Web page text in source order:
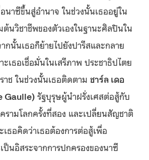
นาซีขึ้นสู่อำนาจ ในช่วงนั้นเธออยู่ใน
ต้นวิชาชีพของตัวเองในฐานะศิลปินใน
กนั้นเธอก็ย้ายไปยังปารีสและกลาย
เธอเชื่อมั่นในเสรีภาพ ประชาธิปไตย
าช ในช่วงนั้นเธอติดตาม ชาร์ล เดอ
Gaulle) รัฐบุรุษผู้นำฝรั่งเศสต่อสู้กับ
รามโลกครั้งที่สอง และเปลี่ยนสัญชาติ
เธอคิดว่าเธอต้องการต่อสู้เพื่อ
ป็นอิสระจากการปกครองของนาซี